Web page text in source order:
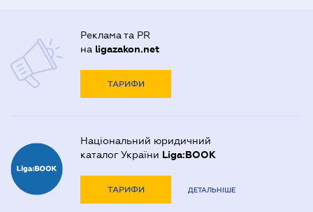
Реклама та PR
на ligazakon.net
ТАРИФИ
Національний юридичний
каталог України Liga:BOOK
ТАРИФИ ДЕТАЛЬНІШЕ